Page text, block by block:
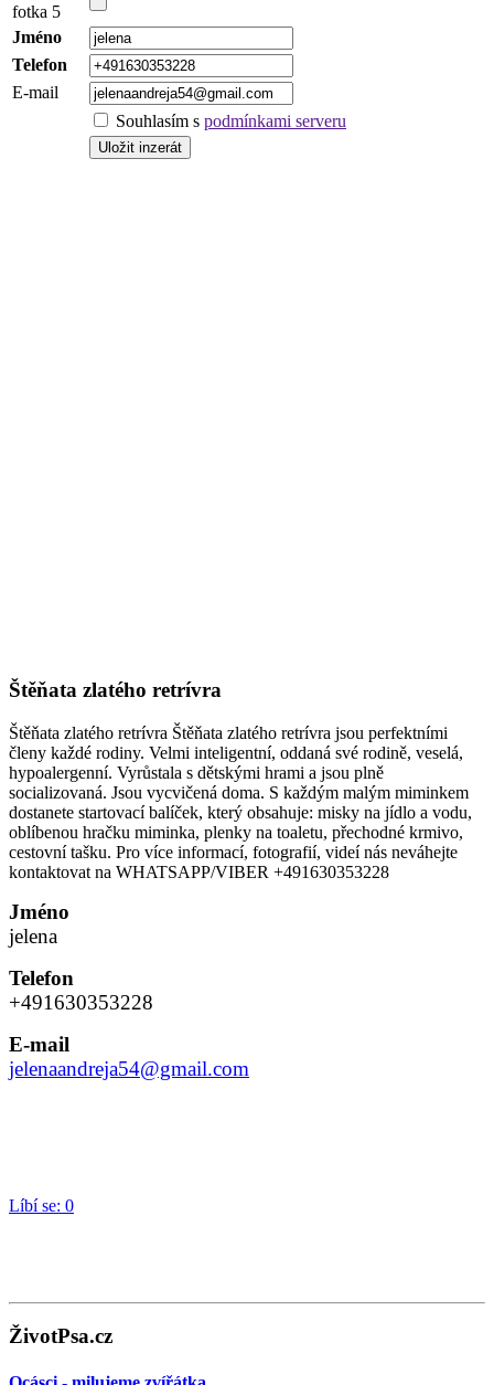
fotka 5
Jméno
Telefon
E-mail
Souhlasím s podmínkami serveru
Štěňata zlatého retrívra
Štěňata zlatého retrívra Štěňata zlatého retrívra jsou perfektními
členy každé rodiny. Velmi inteligentní, oddaná své rodině, veselá,
hypoalergenní. Vyrůstala s dětskými hrami a jsou plně
socializovaná. Jsou vycvičená doma. S každým malým miminkem
dostanete startovací balíček, který obsahuje: misky na jídlo a vodu,
oblíbenou hračku miminka, plenky na toaletu, přechodné krmivo,
cestovní tašku. Pro více informací, fotografií, videí nás neváhejte
kontaktovat na WHATSAPP/VIBER +491630353228
Jméno
jelena
Telefon
+491630353228
E-mail
jelenaandreja54@gmail.com
Líbí se: 0
ŽivotPsa.cz